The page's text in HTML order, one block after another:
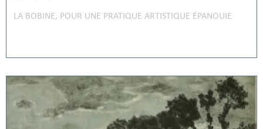
LA BOBINE, POUR UNE PRATIQUE ARTISTIQUE ÉPANOUIE